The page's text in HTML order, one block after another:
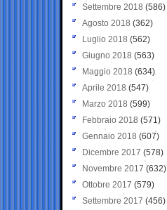
Settembre 2018 (586)
Agosto 2018 (362)
Luglio 2018 (562)
Giugno 2018 (563)
Maggio 2018 (634)
Aprile 2018 (547)
Marzo 2018 (599)
Febbraio 2018 (571)
Gennaio 2018 (607)
Dicembre 2017 (578)
Novembre 2017 (632)
Ottobre 2017 (579)
Settembre 2017 (456)